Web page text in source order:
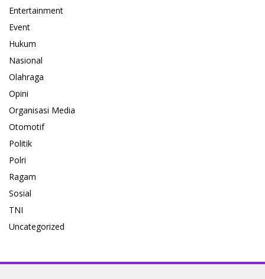
Entertainment
Event
Hukum
Nasional
Olahraga
Opini
Organisasi Media
Otomotif
Politik
Polri
Ragam
Sosial
TNI
Uncategorized